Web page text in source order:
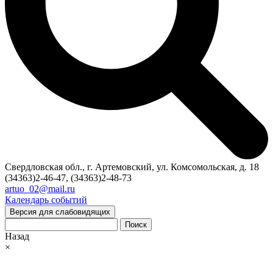
Свердловская обл., г. Артемовский, ул. Комсомольская, д. 18
(34363)2-46-47, (34363)2-48-73
artuo_02@mail.ru
Календарь событий
Версия для слабовидящих
Поиск
Назад
×